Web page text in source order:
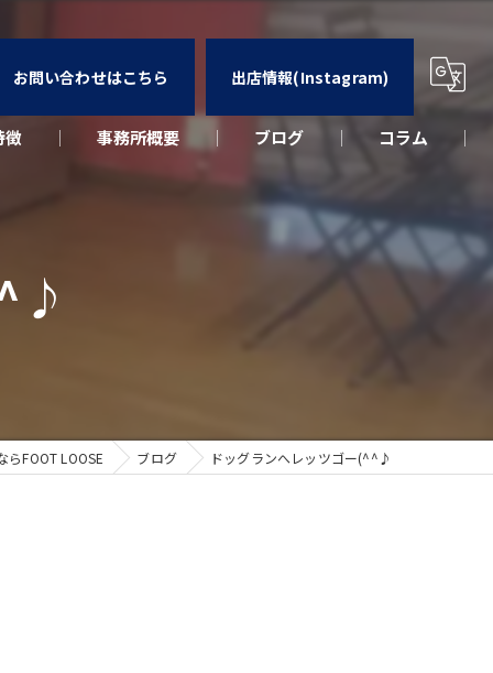
お問い合わせはこちら 出店情報(Instagram)
徴 事務所概要 ブログ コラム
FOOT LOOSE ブログ ドッグランへレッツゴー(^^♪